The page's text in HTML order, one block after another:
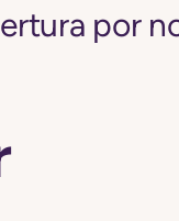
por